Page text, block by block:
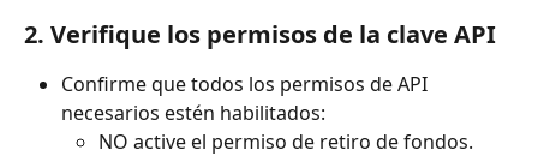
2. Verifique los permisos de la clave API
Confirme que todos los permisos de API
necesarios estén habilitados:
NO active el permiso de retiro de fondos.